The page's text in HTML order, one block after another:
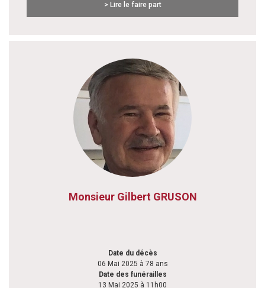
> Lire le faire part
Monsieur Gilbert GRUSON
Date du décès
06 Mai 2025 à 78 ans
Date des funérailles
13 Mai 2025 à 11h00